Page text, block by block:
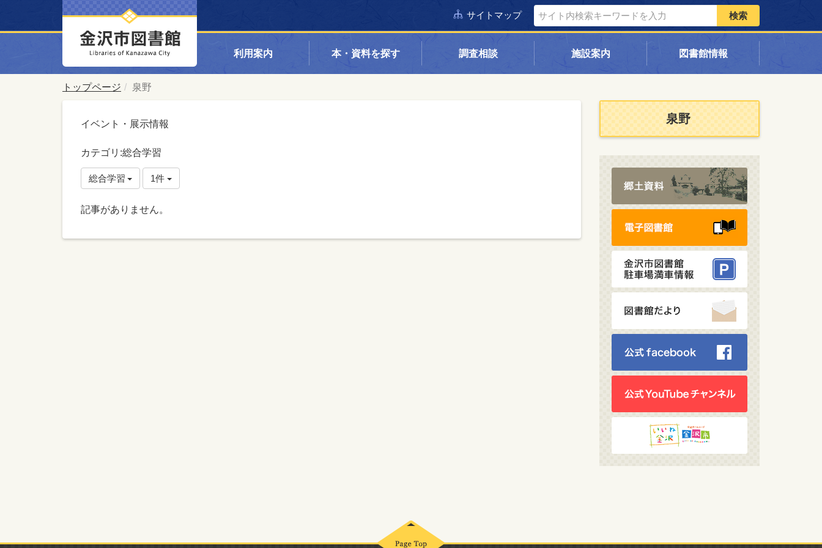
サイトマップ 検索
利用案内 本・資料を探す 調査相談 施設案内 図書館情報
トップページ 泉野
イベント・展示情報
カテゴリ:総合学習
総合学習 1件
記事がありません。
泉野